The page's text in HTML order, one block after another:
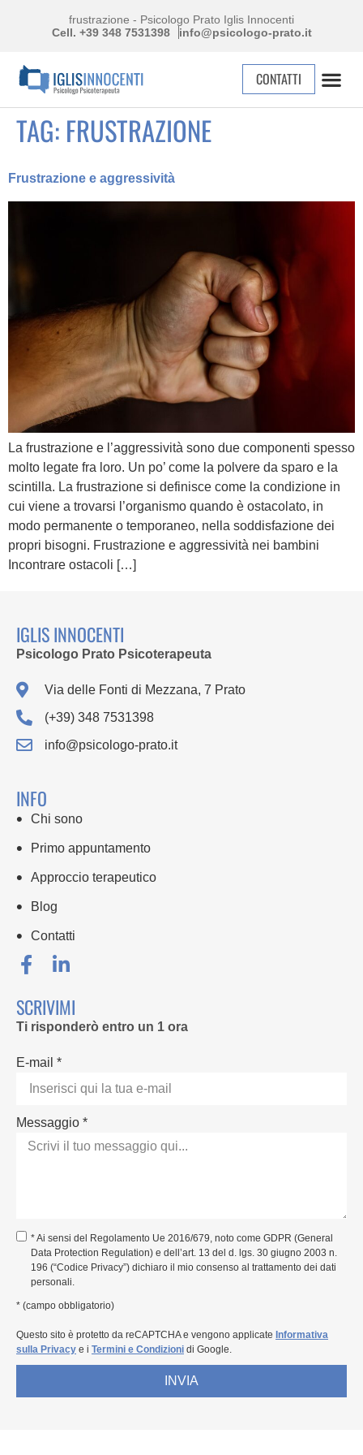
frustrazione - Psicologo Prato Iglis Innocenti
Cell. +39 348 7531398
info@psicologo-prato.it
CONTATTI
TAG: FRUSTRAZIONE
Frustrazione e aggressività
La frustrazione e l’aggressività sono due componenti spesso
molto legate fra loro. Un po’ come la polvere da sparo e la
scintilla. La frustrazione si definisce come la condizione in
cui viene a trovarsi l’organismo quando è ostacolato, in
modo permanente o temporaneo, nella soddisfazione dei
propri bisogni. Frustrazione e aggressività nei bambini
Incontrare ostacoli […]
IGLIS INNOCENTI
Psicologo Prato Psicoterapeuta
Via delle Fonti di Mezzana, 7 Prato
(+39) 348 7531398
info@psicologo-prato.it
INFO
Chi sono
Primo appuntamento
Approccio terapeutico
Blog
Contatti
SCRIVIMI
Ti risponderò entro un 1 ora
E-mail *
Messaggio *
* Ai sensi del Regolamento Ue 2016/679, noto come GDPR (General
Data Protection Regulation) e dell’art. 13 del d. lgs. 30 giugno 2003 n.
196 (“Codice Privacy”) dichiaro il mio consenso al trattamento dei dati
personali.
* (campo obbligatorio)
Questo sito è protetto da reCAPTCHA e vengono applicate Informativa
sulla Privacy e i Termini e Condizioni di Google.
INVIA